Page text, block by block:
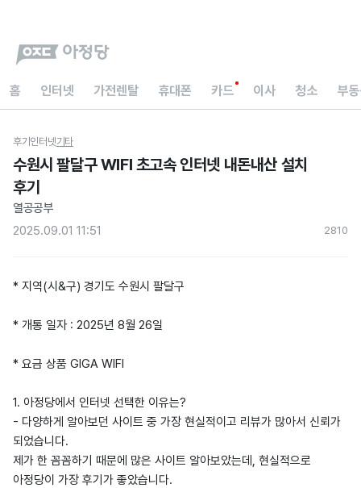
홈 인터넷 가전렌탈 휴대폰 카드 이사 청소 부
후기 인터넷기타
수원시 팔달구 WIFI 초고속 인터넷 내돈내산 설치
후기
열공공부
2025.09.01 11:51
281 0
* 지역(시&구) 경기도 수원시 팔달구
* 개통 일자 : 2025년 8월 26일
* 요금 상품 GIGA WIFI
1. 아정당에서 인터넷 선택한 이유는?
- 다양하게 알아보던 사이트 중 가장 현실적이고 리뷰가 많아서 신뢰가
되었습니다.
제가 한 꼼꼼하기 때문에 많은 사이트 알아보았는데, 현실적으로
아정당이 가장 후기가 좋았습니다.